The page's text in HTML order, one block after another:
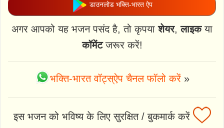
डाउनलोड भक्ति-भारत ऐप
अगर आपको यह भजन पसंद है, तो कृपयाशेयर,लाइकया
कॉमेंटजरूर करें!
भक्ति-भारत वॉट्स्ऐप चैनल फॉलो करें»
इस भजन को भविष्य के लिए सुरक्षित / बुकमार्क करें